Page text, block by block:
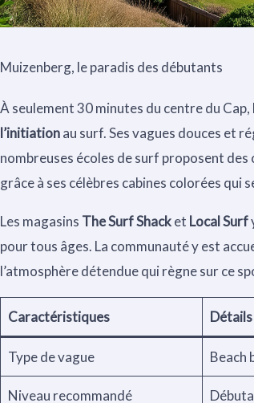
Muizenberg, le paradis des débutants
À seulement 30 minutes du centre du
l’initiationau surf. Ses vagues douces et
nombreuses écoles de surf proposent
grâce à ses célèbres cabines colorées qui
Les magasins The Surf Shacket Local Surf
pour tous âges. La communauté y est
l’atmosphère détendue qui règne sur ce
Caractéristiques Détails
Type de vague Beach
Niveau recommandé